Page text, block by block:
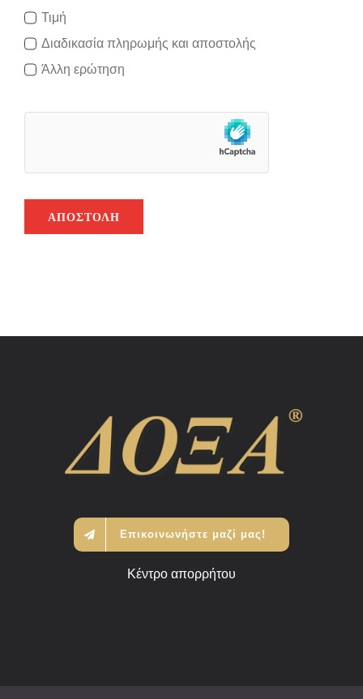
Τιμή
Διαδικασία πληρωμής και αποστολής
Άλλη ερώτηση
ΑΠΟΣΤΟΛΉ
Επικοινωνήστε μαζί μας!
Κέντρο απορρήτου